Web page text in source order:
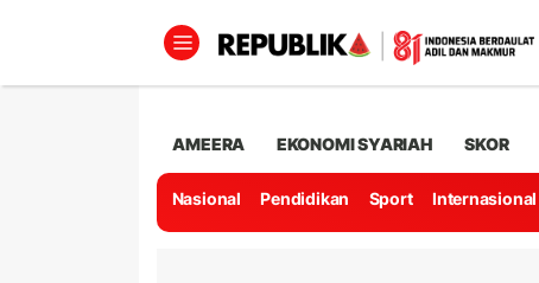
AMEERA EKONOMI SYARIAH SKOR
Nasional Pendidikan Sport Internasional